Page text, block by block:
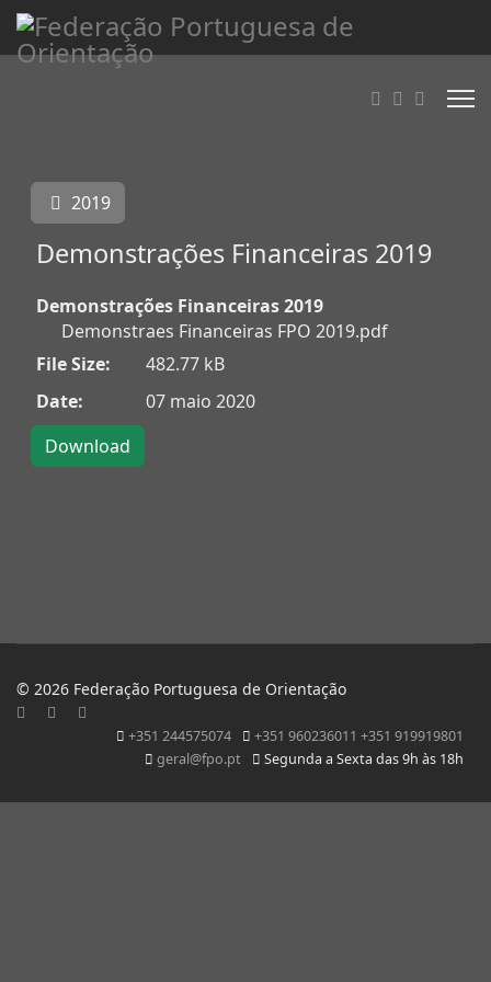
2019
Demonstrações Financeiras 2019
Demonstrações Financeiras 2019
Demonstraes Financeiras FPO 2019.pdf
File Size:
482.77 kB
Date:
07 maio 2020
© 2026 Federação Portuguesa de Orientação
+351 244575074
+351 960236011 +351 919919801
geral@fpo.pt
Segunda a Sexta das 9h às 18h